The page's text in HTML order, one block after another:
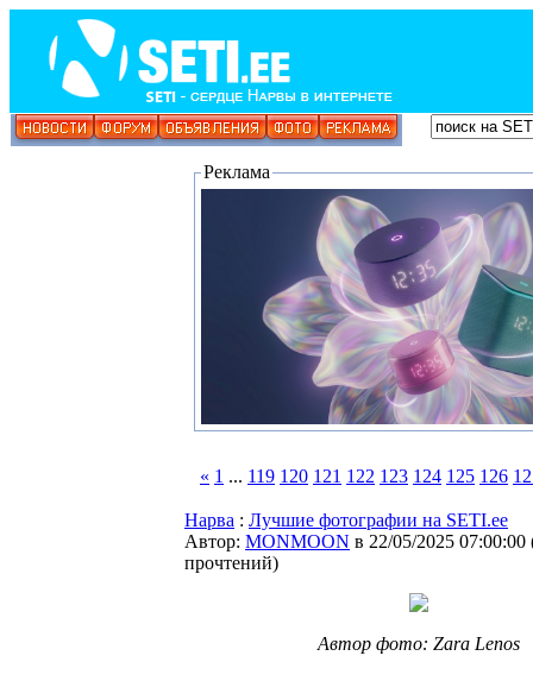
Реклама
« 1 ... 119 120 121 122 123 124 125 126
Нарва : Лучшие фотографии на SETI.ee
Автор: MONMOON в 22/05/2025 07:00:00
прочтений)
Автор фото: Zara Lenos